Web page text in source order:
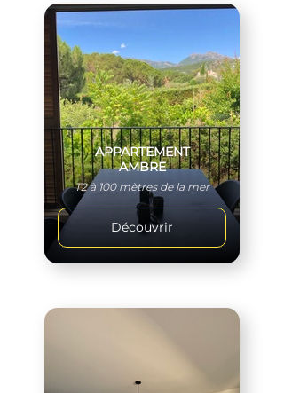
APPARTEMENT
AMBRE
T2 à 100 mètres de la mer
Découvrir